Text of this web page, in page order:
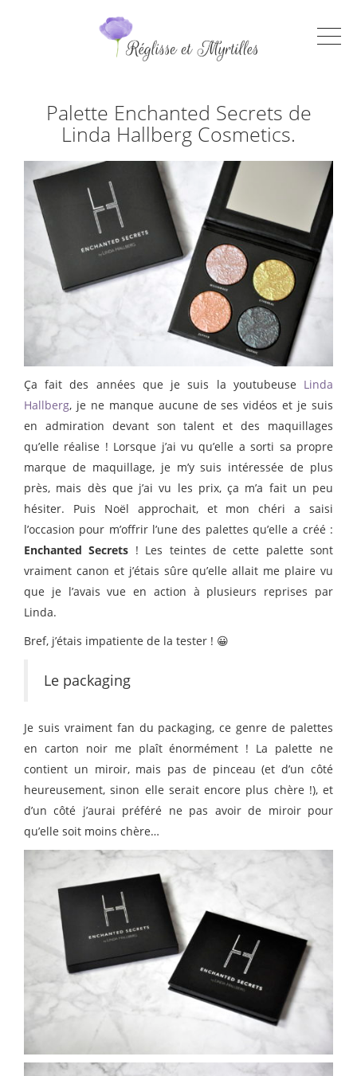
Palette Enchanted Secrets de
Linda Hallberg Cosmetics.
Ça fait des années que je suis la youtubeuse Linda
Hallberg, je ne manque aucune de ses vidéos et je suis
en admiration devant son talent et des maquillages
qu’elle réalise ! Lorsque j’ai vu qu’elle a sorti sa propre
marque de maquillage, je m’y suis intéressée de plus
près, mais dès que j’ai vu les prix, ça m’a fait un peu
hésiter. Puis Noël approchait, et mon chéri a saisi
l’occasion pour m’offrir l’une des palettes qu’elle a créé :
Enchanted Secrets ! Les teintes de cette palette sont
vraiment canon et j’étais sûre qu’elle allait me plaire vu
que je l’avais vue en action à plusieurs reprises par
Linda.
Bref, j’étais impatiente de la tester ! 😀
Le packaging
Je suis vraiment fan du packaging, ce genre de palettes
en carton noir me plaît énormément ! La palette ne
contient un miroir, mais pas de pinceau (et d’un côté
heureusement, sinon elle serait encore plus chère !), et
d’un côté j’aurai préféré ne pas avoir de miroir pour
qu’elle soit moins chère…